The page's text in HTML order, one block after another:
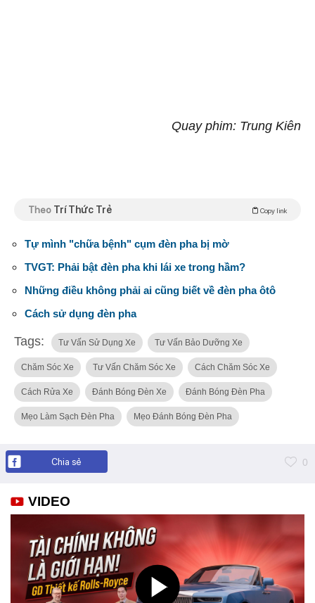
Quay phim: Trung Kiên
Theo Trí Thức Trẻ Copy link
Tự mình "chữa bệnh" cụm đèn pha bị mờ
TVGT: Phải bật đèn pha khi lái xe trong hầm?
Những điều không phải ai cũng biết về đèn pha ôtô
Cách sử dụng đèn pha
Tags: Tư Vấn Sử Dụng Xe Tư Vấn Bảo Dưỡng Xe
Chăm Sóc Xe Tư Vấn Chăm Sóc Xe Cách Chăm Sóc Xe
Cách Rửa Xe Đánh Bóng Đèn Xe Đánh Bóng Đèn Pha
Mẹo Làm Sạch Đèn Pha Mẹo Đánh Bóng Đèn Pha
Chia sẻ 0
VIDEO